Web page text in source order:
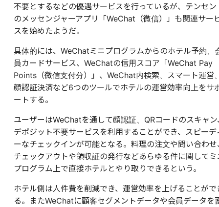
不要とするなどの優遇サービスを行っているが、テンセン
のメッセンジャーアプリ「WeChat（微信）」も関連サー
スを始めたようだ。
具体的には、WeChatミニプログラムからのホテル予約、
員カードサービス、WeChatの信用スコア「WeChat Pay
Points（微信支付分）」、WeChat内検索、スマート運営
顔認証決済など6つのツールでホテルの運営効率向上をサ
ートする。
ユーザーはWeChatを通して顔認証、QRコードのスキャン
デポジット不要サービスを利用することができ、スピーデ
ーなチェックインが可能となる。料理の注文や問い合わせ
チェックアウトや領収証の発行などあらゆる件に関してミ
プログラム上で直接ホテルとやり取りできるという。
ホテル側は人件費を削減でき、運営効率を上げることがで
る。またWeChatに顧客セグメントデータや会員データを